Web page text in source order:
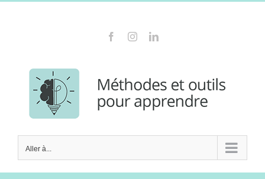
FacebookInstagramLinkedIn
Aller à...